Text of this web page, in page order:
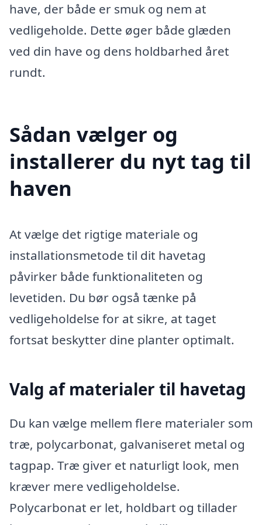
have, der både er smuk og nem at
vedligeholde. Dette øger både glæden
ved din have og dens holdbarhed året
rundt.
Sådan vælger og
installerer du nyt tag til
haven
At vælge det rigtige materiale og
installationsmetode til dit havetag
påvirker både funktionaliteten og
levetiden. Du bør også tænke på
vedligeholdelse for at sikre, at taget
fortsat beskytter dine planter optimalt.
Valg af materialer til havetag
Du kan vælge mellem flere materialer som
træ, polycarbonat, galvaniseret metal og
tagpap. Træ giver et naturligt look, men
kræver mere vedligeholdelse.
Polycarbonat er let, holdbart og tillader